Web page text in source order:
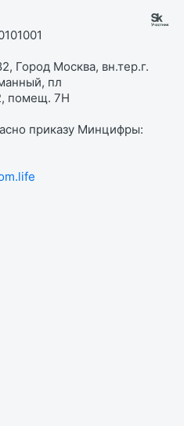
Город Москва, вн.тер.г.
пл
помещ. 7Н
приказу Минцифры: